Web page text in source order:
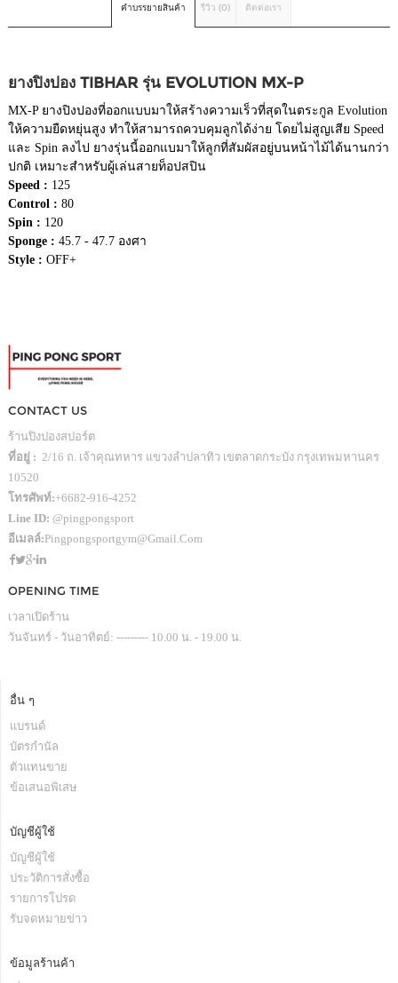
คำบรรยายสินค้า รีวิว (0) ติดต่อเรา
ยางปิงปอง TIBHAR รุ่น EVOLUTION MX-P
MX-P ยางปิงปองที่ออกแบบมาให้สร้างความเร็วที่สุดในตระกูล Evolution
ให้ความยืดหยุ่นสูง ทำให้สามารถควบคุมลูกได้ง่าย โดยไม่สูญเสีย Speed
และ Spin ลงไป ยางรุ่นนี้ออกแบมาให้ลูกที่สัมผัสอยู่บนหน้าไม้ได้นานกว่า
ปกติ เหมาะสำหรับผู้เล่นสายท็อปสปิน
Speed : 125
Control : 80
Spin : 120
Sponge : 45.7 - 47.7 องศา
Style : OFF+
CONTACT US
ร้านปิงปองสปอร์ต
ที่อยู่ : 2/16 ถ. เจ้าคุณทหาร แขวงลำปลาทิว เขตลาดกระบัง กรุงเทพมหานคร
10520
โทรศัพท์:+6682-916-4252
Line ID: @pingpongsport
อีเมลล์:Pingpongsportgym@gmail.com
OPENING TIME
เวลาเปิดร้าน
วันจันทร์ - วันอาทิตย์: --------- 10.00 น. - 19.00 น.
อื่น ๆ
แบรนด์
บัตรกำนัล
ตัวแทนขาย
ข้อเสนอพิเสษ
บัญชีผู้ใช้
บัญชีผู้ใช้
ประวัติการสั่งซื้อ
รายการโปรด
รับจดหมายข่าว
ข้อมูลร้านค้า